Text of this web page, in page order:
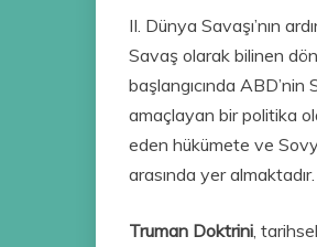
II. Dünya Savaşı’nın
Savaş olarak bilinen
başlangıcında
amaçlayan bir politika
eden hükümete ve
arasında yer almaktadır.
Truman Doktrini ,